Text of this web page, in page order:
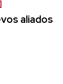
aliados